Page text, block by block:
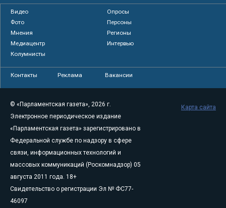
Видео
Опросы
Фото
Персоны
Мнения
Регионы
Медиацентр
Интервью
Колумнисты
Контакты Реклама Вакансии
© «Парламентская газета», 2026 г.
Электронное периодическое издание
«Парламентская газета» зарегистрировано в
Федеральной службе по надзору в сфере
связи, информационных технологий и
массовых коммуникаций (Роскомнадзор) 05
августа 2011 года. 18+
Свидетельство о регистрации Эл № ФС77-
46097
Карта сайта